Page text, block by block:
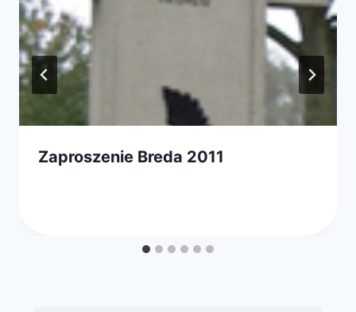
Zaproszenie Breda 2011